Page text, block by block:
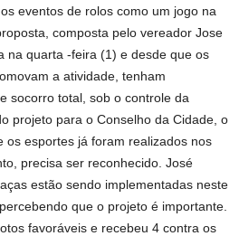
eventos de rolos como um jogo na
composta pelo vereador Jose
na quarta -feira (1) e desde que os
a atividade, tenham
socorro total, sob o controle da
projeto para o Conselho da Cidade, o
os esportes já foram realizados nos
precisa ser reconhecido. José
estão sendo implementadas neste
que o projeto é importante.
favoráveis ​​e recebeu 4 contra os